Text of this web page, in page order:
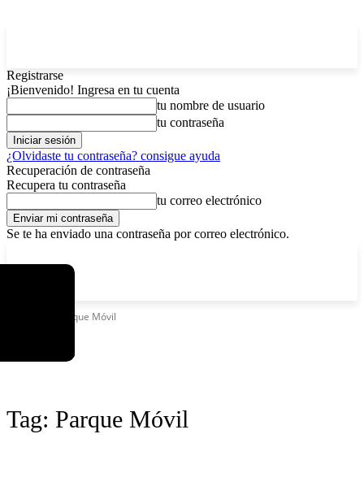
Registrarse
¡Bienvenido! Ingresa en tu cuenta
tu nombre de usuario
tu contraseña
¿Olvidaste tu contraseña? consigue ayuda
Recuperación de contraseña
Recupera tu contraseña
tu correo electrónico
Se te ha enviado una contraseña por correo electrónico.
Parque Móvil
Tag: Parque Móvil